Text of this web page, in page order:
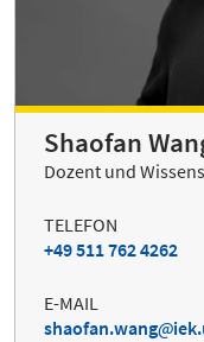
Shaofan
Dozent und
TELEFON
+49 511 762 4262
E-MAIL
shaofan.wang